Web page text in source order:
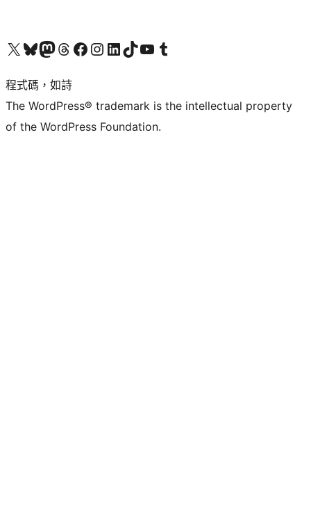
查看我們的 X (之前的 Twitter) 帳號造訪我們的 Bluesky 帳號造訪我們的 Mastodon 帳號造訪我們的 Threads 帳號 造訪我們的 Facebook 粉絲專頁Visit our Instagram account
Visit our LinkedIn account
造訪我們的 TikTok 帳號Visit our YouTube channel
造訪我們的 Tumblr 帳號
程式碼，如詩
The WordPress® trademark is the intellectual property
of the WordPress Foundation.